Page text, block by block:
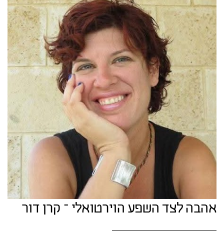
אהבה לצד השפע הוירטואלי – קרן דור